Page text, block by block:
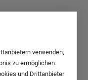
verwenden,
zu ermöglichen.
und Drittanbieter
für